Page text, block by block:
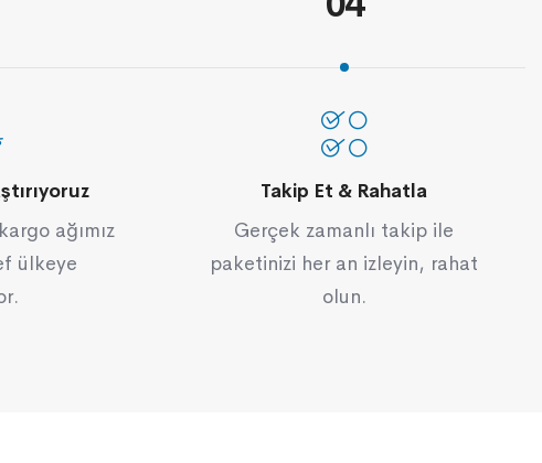
ağımız
ülkeye
Takip Et & Rahatla
Gerçek zamanlı takip ile
paketinizi her an izleyin, rahat
olun.